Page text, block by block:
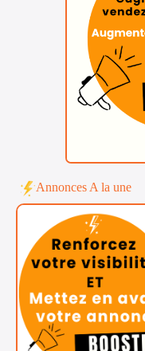
Annonces A la une